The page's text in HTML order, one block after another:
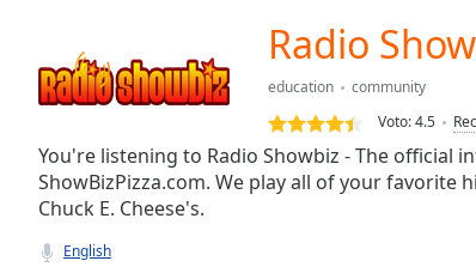
0.00%
TypeLIVE
Seek to
live,
currently
LIVE
Radio
education
community
Voto:4.5
You're listening to Radio Showbiz - The official
ShowBizPizza.com. We play all of your favorite
Chuck E. Cheese's.
English